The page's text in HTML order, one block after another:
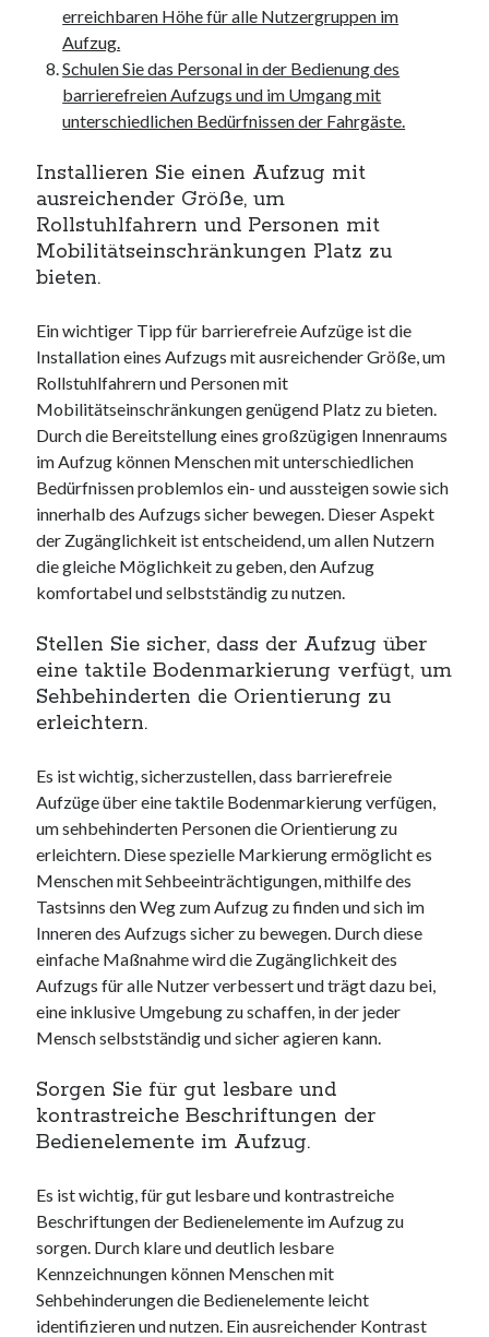
erreichbaren Höhe für alle Nutzergruppen im
Aufzug.
Schulen Sie das Personal in der Bedienung des
barrierefreien Aufzugs und im Umgang mit
unterschiedlichen Bedürfnissen der Fahrgäste.
Installieren Sie einen Aufzug mit
ausreichender Größe, um
Rollstuhlfahrern und Personen mit
Mobilitätseinschränkungen Platz zu
bieten.
Ein wichtiger Tipp für barrierefreie Aufzüge ist die
Installation eines Aufzugs mit ausreichender Größe, um
Rollstuhlfahrern und Personen mit
Mobilitätseinschränkungen genügend Platz zu bieten.
Durch die Bereitstellung eines großzügigen Innenraums
im Aufzug können Menschen mit unterschiedlichen
Bedürfnissen problemlos ein- und aussteigen sowie sich
innerhalb des Aufzugs sicher bewegen. Dieser Aspekt
der Zugänglichkeit ist entscheidend, um allen Nutzern
die gleiche Möglichkeit zu geben, den Aufzug
komfortabel und selbstständig zu nutzen.
Stellen Sie sicher, dass der Aufzug über
eine taktile Bodenmarkierung verfügt, um
Sehbehinderten die Orientierung zu
erleichtern.
Es ist wichtig, sicherzustellen, dass barrierefreie
Aufzüge über eine taktile Bodenmarkierung verfügen,
um sehbehinderten Personen die Orientierung zu
erleichtern. Diese spezielle Markierung ermöglicht es
Menschen mit Sehbeeinträchtigungen, mithilfe des
Tastsinns den Weg zum Aufzug zu finden und sich im
Inneren des Aufzugs sicher zu bewegen. Durch diese
einfache Maßnahme wird die Zugänglichkeit des
Aufzugs für alle Nutzer verbessert und trägt dazu bei,
eine inklusive Umgebung zu schaffen, in der jeder
Mensch selbstständig und sicher agieren kann.
Sorgen Sie für gut lesbare und
kontrastreiche Beschriftungen der
Bedienelemente im Aufzug.
Es ist wichtig, für gut lesbare und kontrastreiche
Beschriftungen der Bedienelemente im Aufzug zu
sorgen. Durch klare und deutlich lesbare
Kennzeichnungen können Menschen mit
Sehbehinderungen die Bedienelemente leicht
identifizieren und nutzen. Ein ausreichender Kontrast